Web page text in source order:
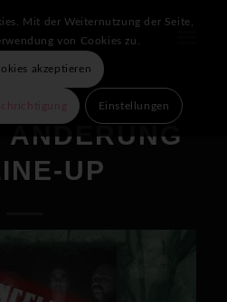
ÄNDERUNG
UP
Mit der Weiternutzung der Seite,
von Cookies zu.
akzeptieren
Einstellungen